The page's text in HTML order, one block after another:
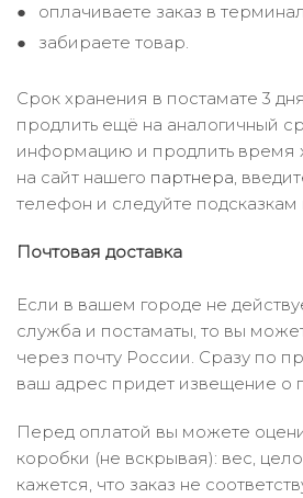
оплачиваете заказ в
забираете товар.
Срок хранения в постамате 3
продлить ещё на аналогичный
информацию и продлить время
на сайт нашего партнера,
телефон и следуйте подсказкам
Почтовая доставка
Если в вашем городе не
служба и постаматы, то вы
через почту России. Сразу по
ваш адрес придет извещение о
Перед оплатой вы можете
коробки (не вскрывая): вес,
кажется, что заказ не